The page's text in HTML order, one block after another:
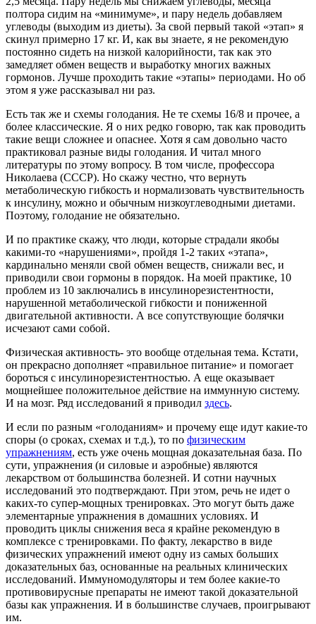
полтора сидим на «минимуме», и пару недель добавляем
углеводы (выходим из диеты). За свой первый такой «этап» я
скинул примерно 17 кг. И, как вы знаете, я не рекомендую
постоянно сидеть на низкой калорийности, так как это
замедляет обмен веществ и выработку многих важных
гормонов. Лучше проходить такие «этапы» периодами. Но об
этом я уже рассказывал ни раз.
Есть так же и схемы голодания. Не те схемы 16/8 и прочее, а
более классические. Я о них редко говорю, так как проводить
такие вещи сложнее и опаснее. Хотя я сам довольно часто
практиковал разные виды голодания. И читал много
литературы по этому вопросу. В том числе, профессора
Николаева (СССР). Но скажу честно, что вернуть
метаболическую гибкость и нормализовать чувствительность
к инсулину, можно и обычным низкоуглеводными диетами.
Поэтому, голодание не обязательно.
И по практике скажу, что люди, которые страдали якобы
какими-то «нарушениями», пройдя 1-2 таких «этапа»,
кардинально меняли свой обмен веществ, снижали вес, и
приводили свои гормоны в порядок. На моей практике, 10
проблем из 10 заключались в инсулинорезистентности,
нарушенной метаболической гибкости и пониженной
двигательной активности. А все сопутствующие болячки
исчезают сами собой.
Физическая активность- это вообще отдельная тема. Кстати,
он прекрасно дополняет «правильное питание» и помогает
бороться с инсулинорезистентностью. А еще оказывает
мощнейшее положительное действие на иммунную систему.
И на мозг. Ряд исследований я приводил здесь.
И если по разным «голоданиям» и прочему еще идут какие-то
споры (о сроках, схемах и т.д.), то по физическим
упражнениям, есть уже очень мощная доказательная база. По
сути, упражнения (и силовые и аэробные) являются
лекарством от большинства болезней. И сотни научных
исследований это подтверждают. При этом, речь не идет о
каких-то супер-мощных тренировках. Это могут быть даже
элементарные упражнения в домашних условиях. И
проводить циклы снижения веса я крайне рекомендую в
комплексе с тренировками. По факту, лекарство в виде
физических упражнений имеют одну из самых больших
доказательных баз, основанные на реальных клинических
исследований. Иммуномодуляторы и тем более какие-то
противовирусные препараты не имеют такой доказательной
базы как упражнения. И в большинстве случаев, проигрывают
им.